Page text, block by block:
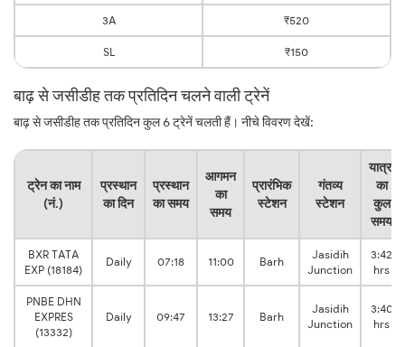
3A ₹520
SL ₹150
बाढ़ से जसीडीह तक प्रतिदिन चलने वाली ट्रेनें
बाढ़ से जसीडीह तक प्रतिदिन कुल 6 ट्रेनें चलती हैं। नीचे विवरण देखें:
ट्रेन का नाम
(नं.)
प्रस्थान
का दिन
प्रस्थान
का समय
आगमन
का
समय
प्रारंभिक
स्टेशन
गंतव्य
स्टेशन
यात्रा
का
कुल
समय
BXR TATA
EXP (18184)
Daily 07:18 11:00 Barh
Jasidih
Junction
3:42
hrs
PNBE DHN
EXPRES
(13332)
Daily 09:47 13:27 Barh
Jasidih
Junction
3:40
hrs